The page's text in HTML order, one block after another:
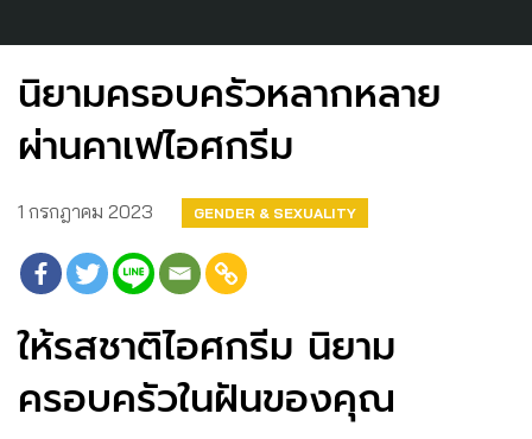
นิยามครอบครัวหลากหลาย
ผ่านคาเฟไอศกรีม
1 กรกฎาคม 2023 GENDER & SEXUALITY
ให้รสชาติไอศกรีม นิยาม
ครอบครัวในฝันของคุณ